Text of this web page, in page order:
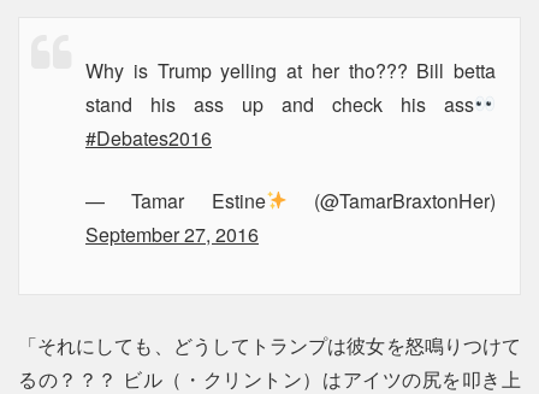
Why is Trump yelling at her tho??? Bill betta
stand his ass up and check his ass
#Debates2016
— Tamar Estine
(@TamarBraxtonHer)
September 27, 2016
「それにしても、どうしてトランプは彼女を怒鳴りつけて
るの？？？ ビル（・クリントン）はアイツの尻を叩き上